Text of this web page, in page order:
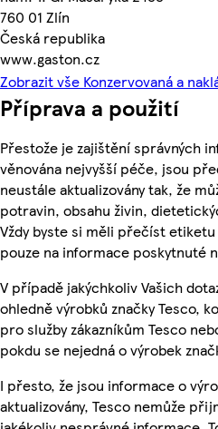
760 01 Zlín
Česká republika
www.gaston.cz
Zobrazit vše Konzervovaná a
Příprava a použití
Přestože je zajištění správných
věnována nejvyšší péče, jsou
neustále aktualizovány tak, že
potravin, obsahu živin,
Vždy byste si měli přečíst
pouze na informace poskytnuté
V případě jakýchkoliv Vašich
ohledně výrobků značky Tesco,
pro služby zákazníkům Tesco
pokdu se nejedná o výrobek
I přesto, že jsou informace o
aktualizovány, Tesco nemůže